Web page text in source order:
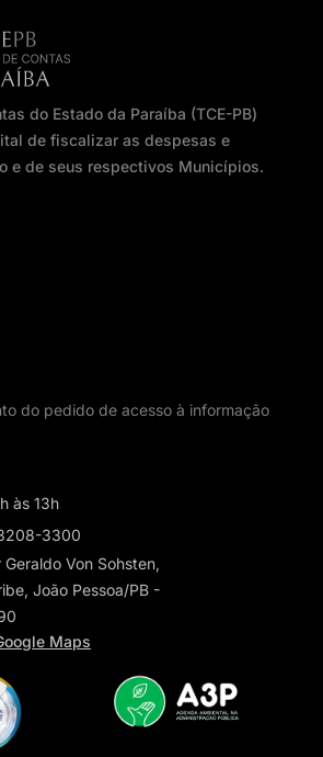
do Estado da Paraíba (TCE-PB)
de fiscalizar as despesas e
e de seus respectivos Municípios.
do pedido de acesso à informação
às 13h
3300
Geraldo Von Sohsten,
João Pessoa/PB -
Maps